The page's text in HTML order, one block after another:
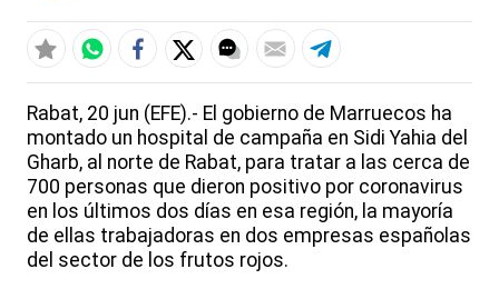
Rabat, 20 jun (EFE).- El gobierno de Marruecos ha
montado un hospital de campaña en Sidi Yahia del
Gharb, al norte de Rabat, para tratar a las cerca de
700 personas que dieron positivo por coronavirus
en los últimos dos días en esa región, la mayoría
de ellas trabajadoras en dos empresas españolas
del sector de los frutos rojos.